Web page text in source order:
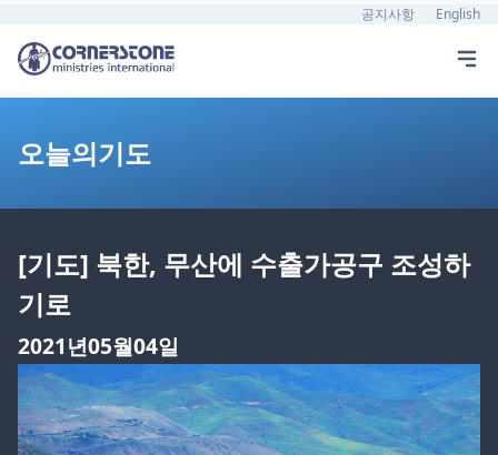
공지사항 English
오늘의기도
[기도] 북한, 무산에 수출가공구 조성하
기로
2021년05월04일